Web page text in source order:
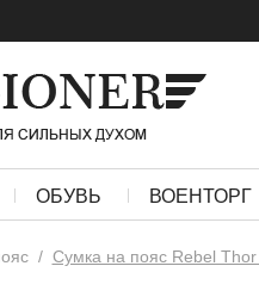
ОБУВЬ ВОЕНТОРГ
/ Сумка на пояс Rebel